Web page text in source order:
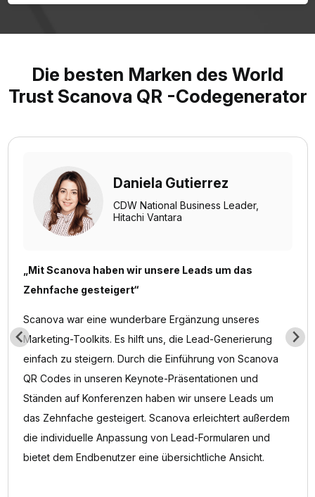
Die besten Marken des World
Trust Scanova QR -Codegenerator
Daniela Gutierrez
CDW National Business Leader,
Hitachi Vantara
„Mit Scanova haben wir unsere Leads um das
Zehnfache gesteigert“
Scanova war eine wunderbare Ergänzung unseres
Marketing-Toolkits. Es hilft uns, die Lead-Generierung
einfach zu steigern. Durch die Einführung von Scanova
QR Codes in unseren Keynote-Präsentationen und
Ständen auf Konferenzen haben wir unsere Leads um
das Zehnfache gesteigert. Scanova erleichtert außerdem
die individuelle Anpassung von Lead-Formularen und
bietet dem Endbenutzer eine übersichtliche Ansicht.